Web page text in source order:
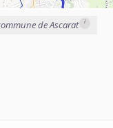
de Ascarat i